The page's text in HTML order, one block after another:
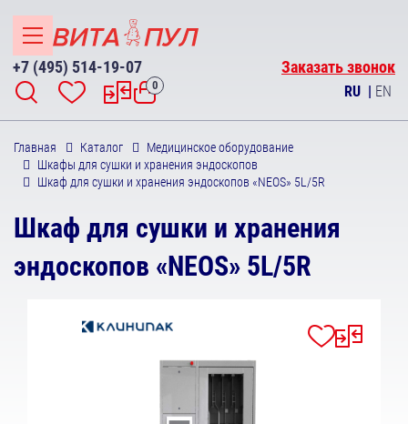
+7 (495) 514-19-07 Заказать звонок
0 RU | EN
Главная Каталог
Медицинское оборудование
Шкафы для сушки и хранения эндоскопов
Шкаф для сушки и хранения эндоскопов «NEOS» 5L/5R
Шкаф для сушки и хранения
эндоскопов «NEOS» 5L/5R